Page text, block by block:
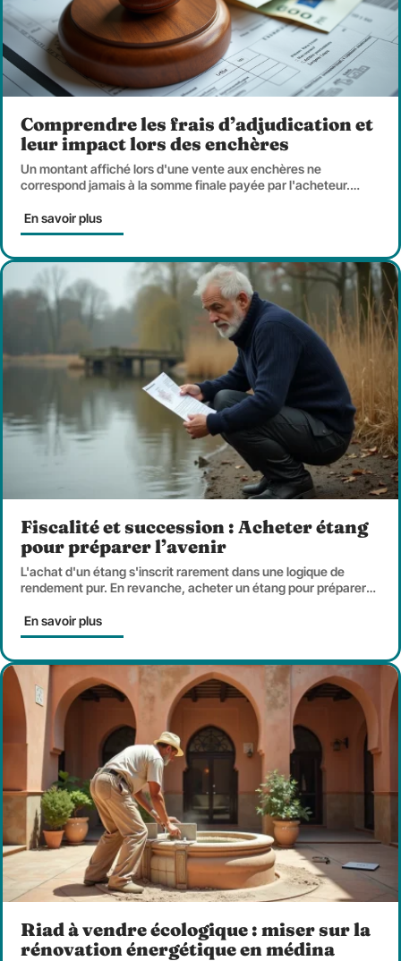
Comprendre les frais d’adjudication et
leur impact lors des enchères
Un montant affiché lors d'une vente aux enchères ne
correspond jamais à la somme finale payée par l'acheteur.…
En savoir plus
Fiscalité et succession : Acheter étang
pour préparer l’avenir
L'achat d'un étang s'inscrit rarement dans une logique de
rendement pur. En revanche, acheter un étang pour préparer…
En savoir plus
Riad à vendre écologique : miser sur la
rénovation énergétique en médina